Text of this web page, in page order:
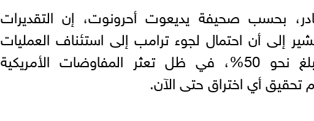
بحسب صحيفة يديعوت أحرونوت، إن التقديرات
تشير إلى أن احتمال لجوء ترامب إلى استئناف العمليات
العسكرية يبلغ نحو 50%، في ظل تعثر المفاوضات الأمريكية
تحقيق أي اختراق حتى الآن.